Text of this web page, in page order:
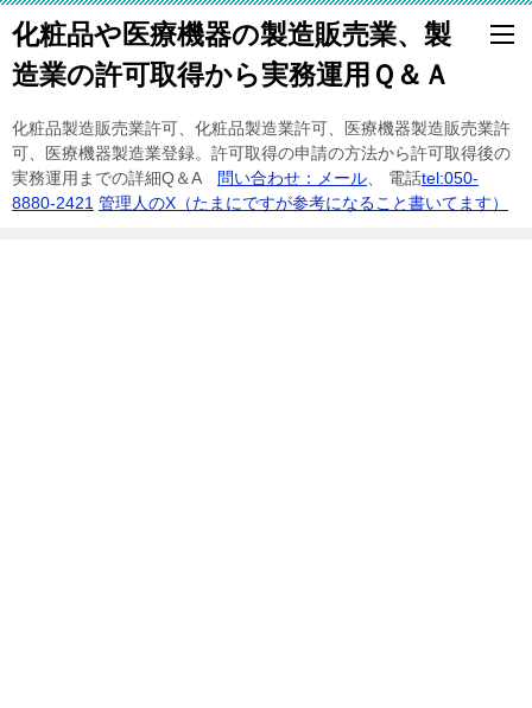
化粧品や医療機器の製造販売業、製
造業の許可取得から実務運用Ｑ＆Ａ
化粧品製造販売業許可、化粧品製造業許可、医療機器製造販売業許
可、医療機器製造業登録。許可取得の申請の方法から許可取得後の
実務運用までの詳細Q＆A
問い合わせ：メール 、 電話tel:050-
8880-2421 管理人のX（たまにですが参考になること書いてます）